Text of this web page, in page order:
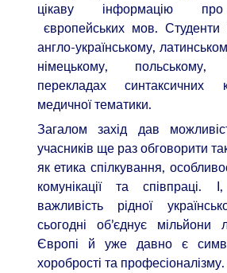
цікаву інформацію про
європейських мов.
англо-українському,
німецькому, польському,
перекладах синтаксичних
медичної тематики.
Загалом захід дав
учасників ще раз обговорити
як етика спілкування,
комунікації та співпраці.
важливість рідної
сьогодні об’єднує
Європі й уже давно є
хоробрості та професіоналізму.